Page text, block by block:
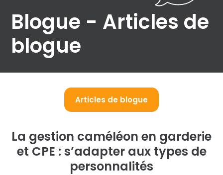
Blogue - Articles de
blogue
Articles de blogue
La gestion caméléon en garderie
et CPE : s’adapter aux types de
personnalités